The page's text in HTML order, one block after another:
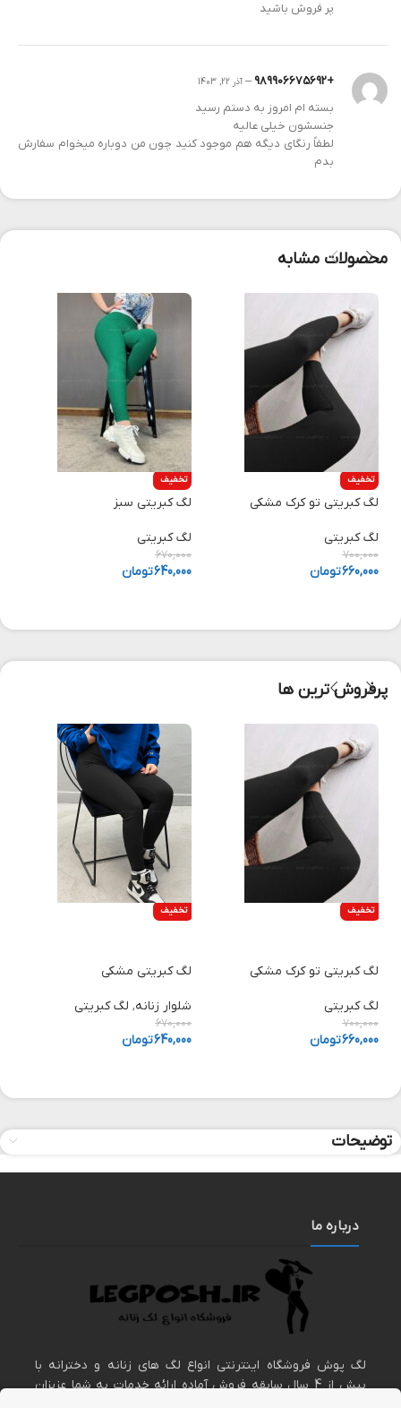
پر فروش باشید
+989906675692
– آذر 22, 1403
بسته ام امروز به دستم رسید
جنسشون خیلی عالیه
لطفاً رنگای دیگه هم موجود کنید چون من دوباره میخوام سفارش
بدم
محصولات مشابه
تخفیف
لگ کبریتی تو کرک مشکی
لگ کبریتی
700,000
660,000تومان
تخفیف
لگ کبریتی سبز
لگ کبریتی
670,000
640,000تومان
پرفروش ترین ها
تخفیف
لگ کبریتی تو کرک مشکی
لگ کبریتی
700,000
660,000تومان
تخفیف
لگ کبریتی مشکی
شلوار زنانه, لگ کبریتی
670,000
640,000تومان
توضیحات
درباره ما
لگ پوش فروشگاه اینترنتی انواع لگ های زنانه و دخترانه با
بیش از 4 سال سابقه فروش آماده ارائه خدمات به شما عزیزان